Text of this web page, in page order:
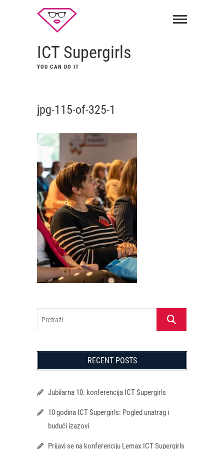
ICT Supergirls
YOU CAN DO IT
jpg-115-of-325-1
Pretraži
RECENT POSTS
Jubilarna 10. konferencija ICT Supergirls
10 godina ICT Supergirls: Pogled unatrag i
budući izazovi
Prijavi se na konferenciju Lemax ICT Supergirls